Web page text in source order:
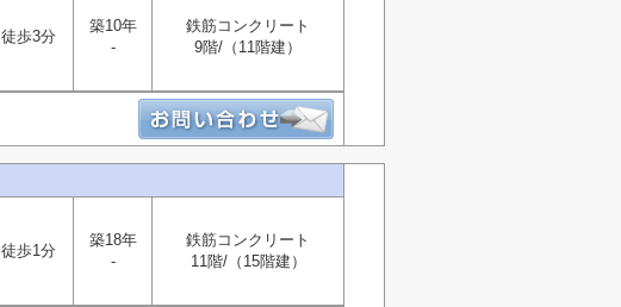
徒歩3分
築10年
-
鉄筋コンクリート
9階/（11階建）
徒歩1分
築18年
-
鉄筋コンクリート
11階/（15階建）